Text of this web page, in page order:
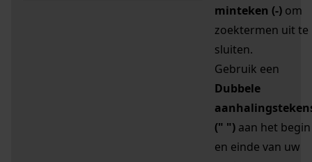
minteken (-) om
zoektermen uit te
sluiten.
Gebruik een
Dubbele
(" ") aan het begin
en einde van uw